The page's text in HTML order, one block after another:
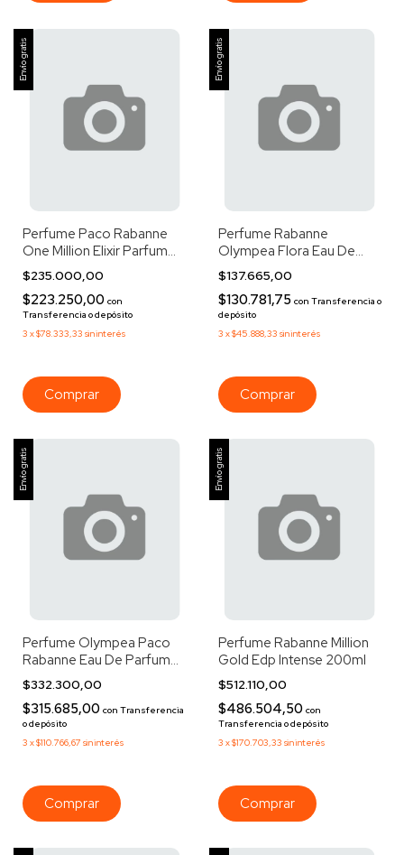
Envío gratis
Perfume Paco Rabanne
One Million Elixir Parfum
Intense 50ml
$235.000,00
$223.250,00 con
Transferencia o depósito
3 x$78.333,33 sin interés
Envío gratis
Perfume Rabanne
Olympea Flora Eau De
Perfum Intense 30ml
$137.665,00
$130.781,75 con Transferencia o
depósito
3 x$45.888,33 sin interés
Envío gratis
Perfume Olympea Paco
Rabanne Eau De Parfum
50ml
$332.300,00
$315.685,00 con Transferencia
o depósito
3 x$110.766,67 sin interés
Envío gratis
Perfume Rabanne Million
Gold Edp Intense 200ml
$512.110,00
$486.504,50 con
Transferencia o depósito
3 x$170.703,33 sin interés